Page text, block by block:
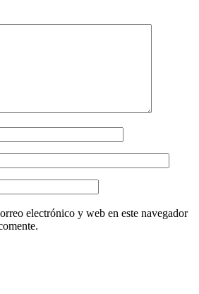
electrónico y web en este navegador